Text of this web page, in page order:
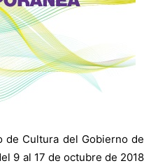
de Cultura del Gobierno de
9 al 17 de octubre de 2018